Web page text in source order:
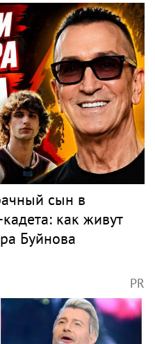
сын в
как живут
Буйнова
PR